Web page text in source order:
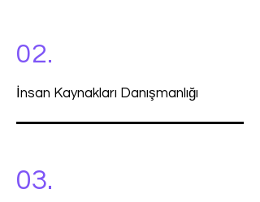
02.
İnsan Kaynakları Danışmanlığı
03.